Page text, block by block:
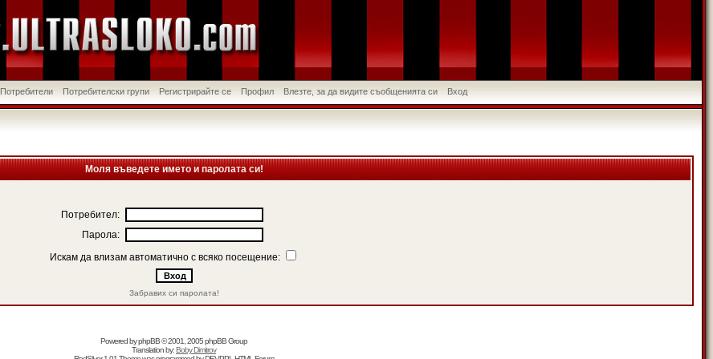
Потребители Потребителски групи Регистрирайте се Профил Влезте, за да видите съобщенията си Вход
Моля въведете името и паролата си!
Потребител:
Парола:
Искам да влизам автоматично с всяко посещение:
Забравих си паролата!
Powered byphpBB© 2001, 2005 phpBB Group
Translation by:Boby Dimitrov